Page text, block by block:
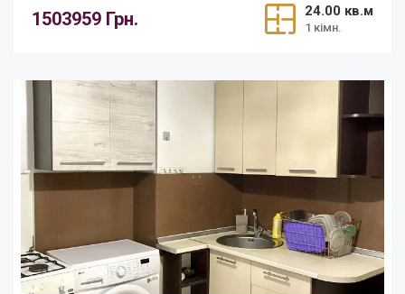
1503959 Грн. 24.00 кв.м
1 кімн.